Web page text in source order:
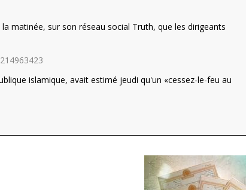
matinée, sur son réseau social Truth, que les dirigeants
islamique, avait estimé jeudi qu'un «cessez-le-feu au